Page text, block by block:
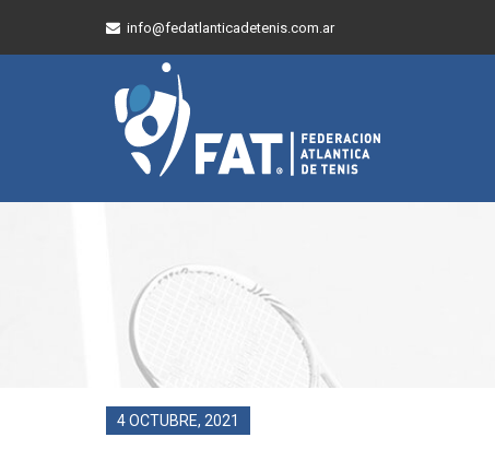
info@fedatlanticadetenis.com.ar
4 OCTUBRE, 2021